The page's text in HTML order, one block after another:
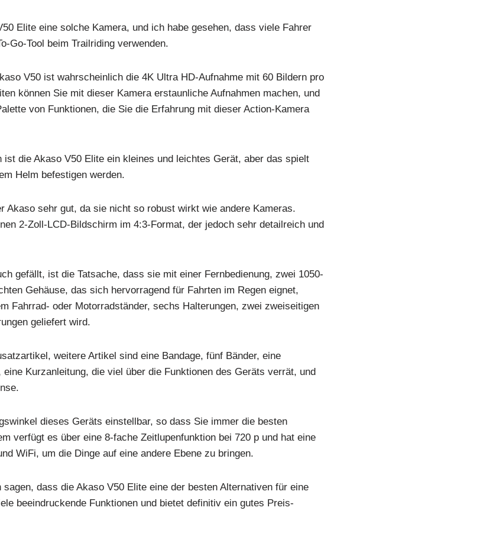
Elite eine solche Kamera, und ich habe gesehen, dass viele Fahrer
Go-Tool beim Trailriding verwenden.
V50 ist wahrscheinlich die 4K Ultra HD-Aufnahme mit 60 Bildern pro
können Sie mit dieser Kamera erstaunliche Aufnahmen machen, und
von Funktionen, die Sie die Erfahrung mit dieser Action-Kamera
ist die Akaso V50 Elite ein kleines und leichtes Gerät, aber das spielt
Helm befestigen werden.
Akaso sehr gut, da sie nicht so robust wirkt wie andere Kameras.
2-Zoll-LCD-Bildschirm im 4:3-Format, der jedoch sehr detailreich und
gefällt, ist die Tatsache, dass sie mit einer Fernbedienung, zwei 1050-
Gehäuse, das sich hervorragend für Fahrten im Regen eignet,
Fahrrad- oder Motorradständer, sechs Halterungen, zwei zweiseitigen
geliefert wird.
weitere Artikel sind eine Bandage, fünf Bänder, eine
Kurzanleitung, die viel über die Funktionen des Geräts verrät, und
dieses Geräts einstellbar, so dass Sie immer die besten
verfügt es über eine 8-fache Zeitlupenfunktion bei 720 p und hat eine
WiFi, um die Dinge auf eine andere Ebene zu bringen.
dass die Akaso V50 Elite eine der besten Alternativen für eine
beeindruckende Funktionen und bietet definitiv ein gutes Preis-